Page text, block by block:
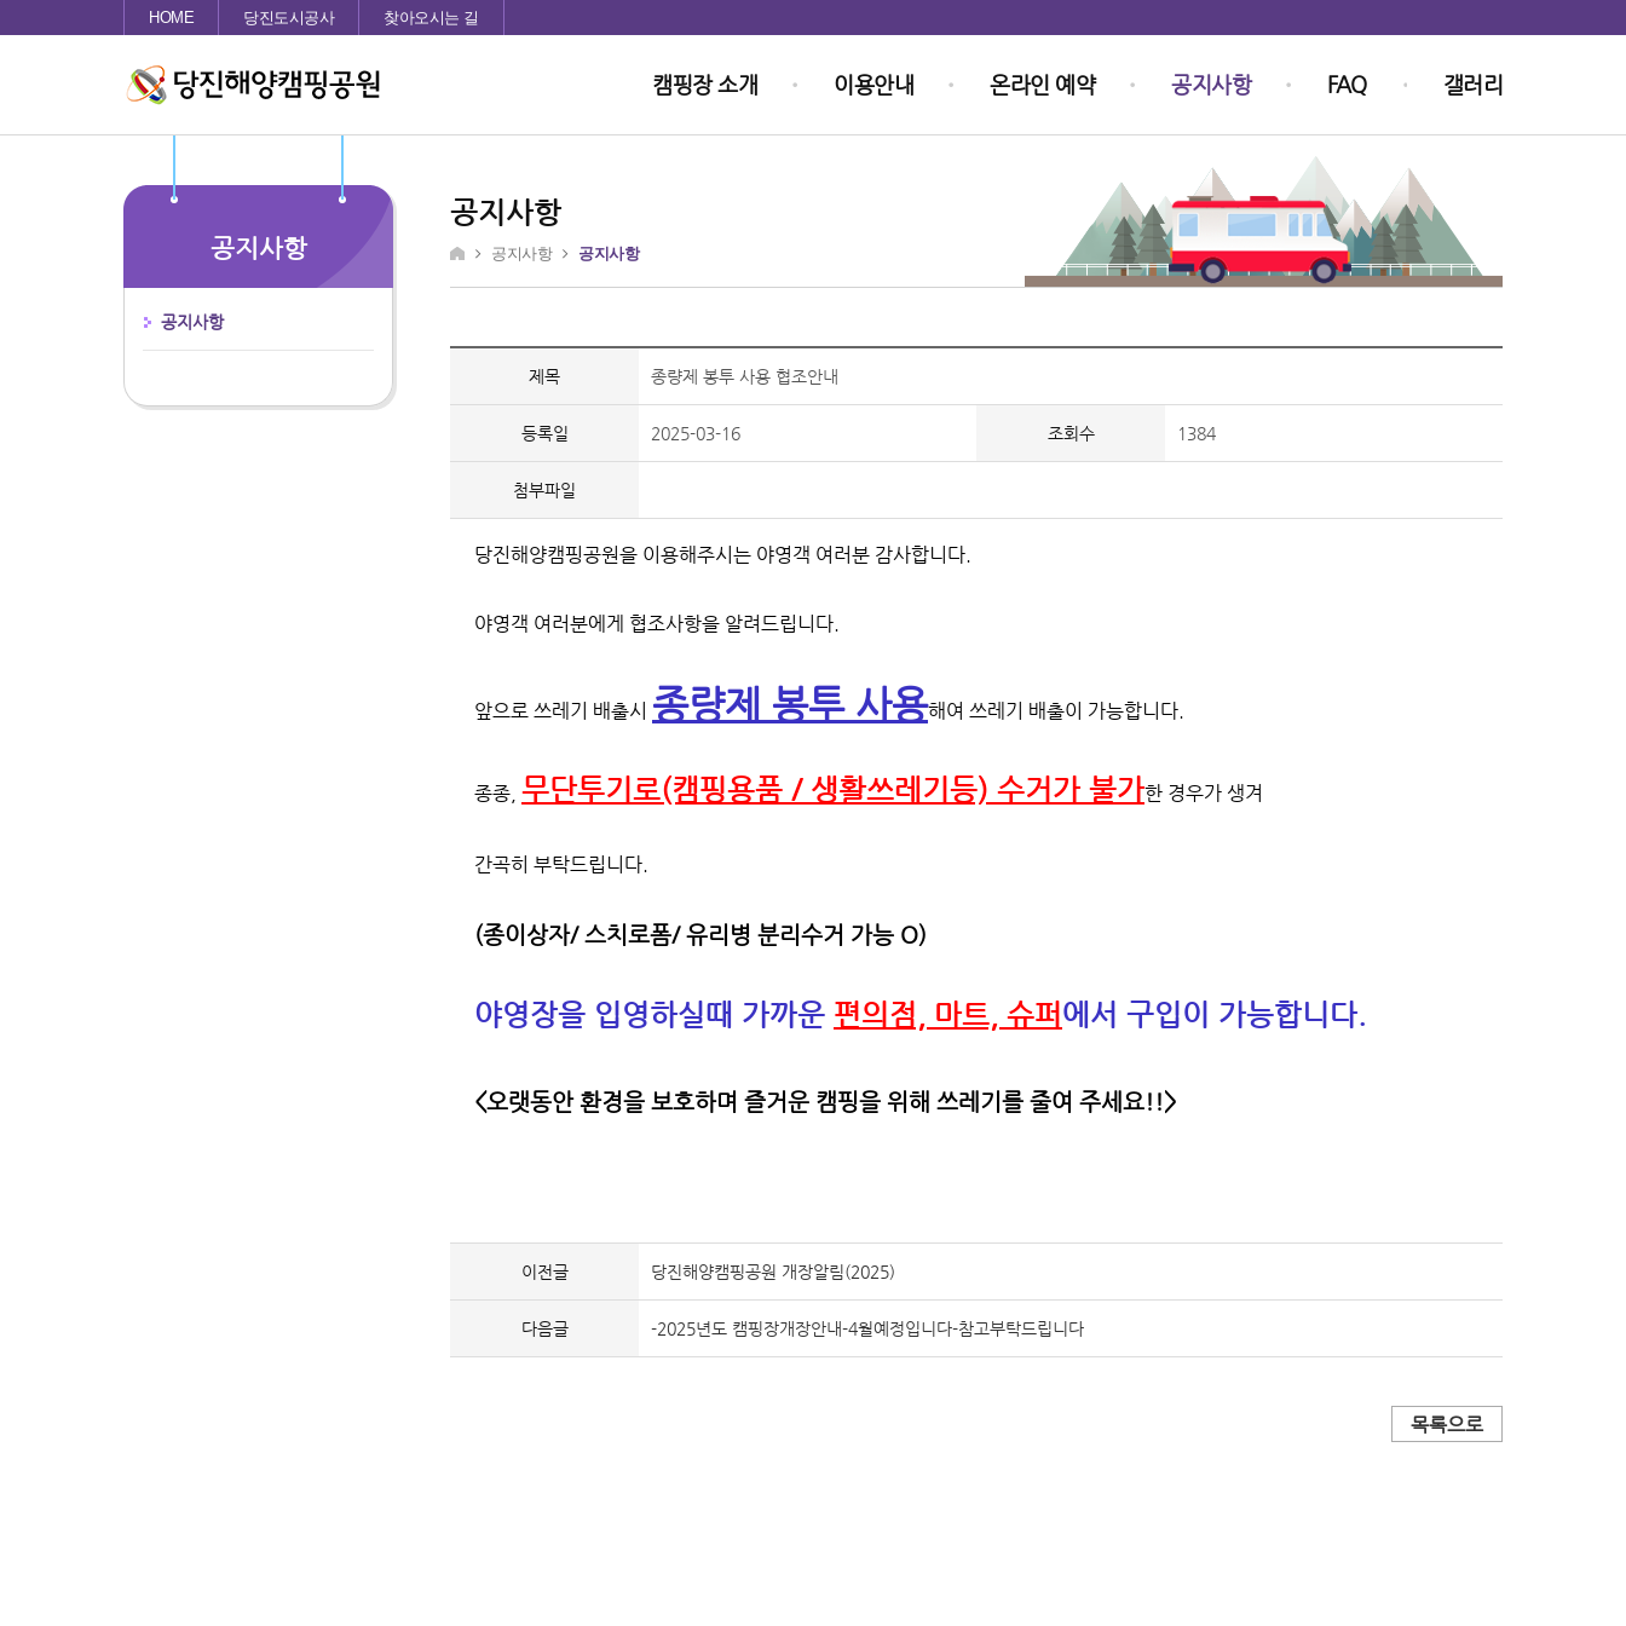
HOME 당진도시공사 찾아오시는 길
캠핑장 소개 이용안내 온라인 예약 공지사항 FAQ 갤러리
공지사항
공지사항
공지사항
공지사항 공지사항
제목 종량제 봉투 사용 협조안내
등록일 2025-03-16 조회수 1384
첨부파일
당진해양캠핑공원을 이용해주시는 야영객 여러분 감사합니다.
야영객 여러분에게 협조사항을 알려드립니다.
앞으로 쓰레기 배출시 종량제 봉투 사용해여 쓰레기 배출이 가능합니다.
종종, 무단투기로(캠핑용품 / 생활쓰레기등) 수거가 불가한 경우가 생겨
간곡히 부탁드립니다.
(종이상자/ 스치로폼/ 유리병 분리수거 가능 O)
야영장을 입영하실때 가까운 편의점, 마트, 슈퍼 에서 구입이 가능합니다.
<오랫동안 환경을 보호하며 즐거운 캠핑을 위해 쓰레기를 줄여 주세요!!>
이전글 당진해양캠핑공원 개장알림(2025)
다음글 -2025년도 캠핑장개장안내-4월예정입니다-참고부탁드립니다